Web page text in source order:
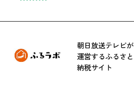
朝日放送テレビが
運営するふるさと
納税サイト